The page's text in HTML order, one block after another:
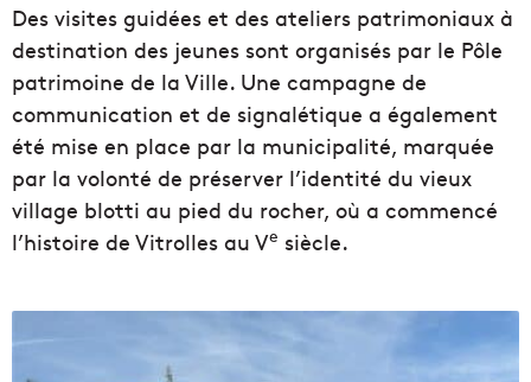
Des visites guidées et des ateliers patrimoniaux à
destination des jeunes sont organisés par le Pôle
patrimoine de la Ville. Une campagne de
communication et de signalétique a également
été mise en place par la municipalité, marquée
par la volonté de préserver l’identité du vieux
village blotti au pied du rocher, où a commencé
l’histoire de Vitrolles au Ve siècle.
i